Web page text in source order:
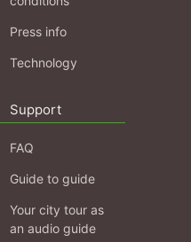
Press info
Technology
Support
FAQ
Guide to guide
Your city tour as
an audio guide